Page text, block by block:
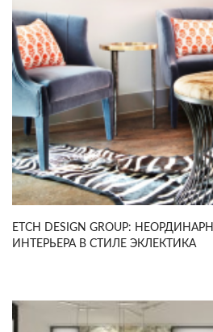
ETCH DESIGN GROUP:
ИНТЕРЬЕРА В СТИЛЕ ЭКЛЕКТИКА